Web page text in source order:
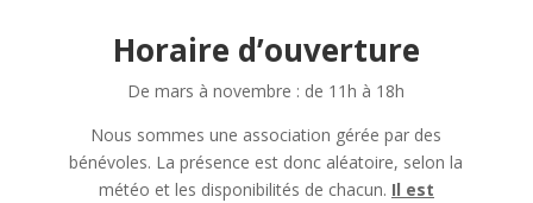
Horaire d’ouverture
De mars à novembre : de 11h à 18h
Nous sommes une association gérée par des
bénévoles. La présence est donc aléatoire, selon la
météo et les disponibilités de chacun. Il est